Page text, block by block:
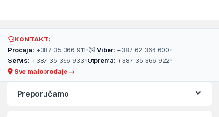
KONTAKT:
Prodaja: +387 35 366 911• Viber: +387 62 366 600•
Servis: +387 35 366 933• Otprema: +387 35 366 922•
Sve maloprodaje →
Preporučamo